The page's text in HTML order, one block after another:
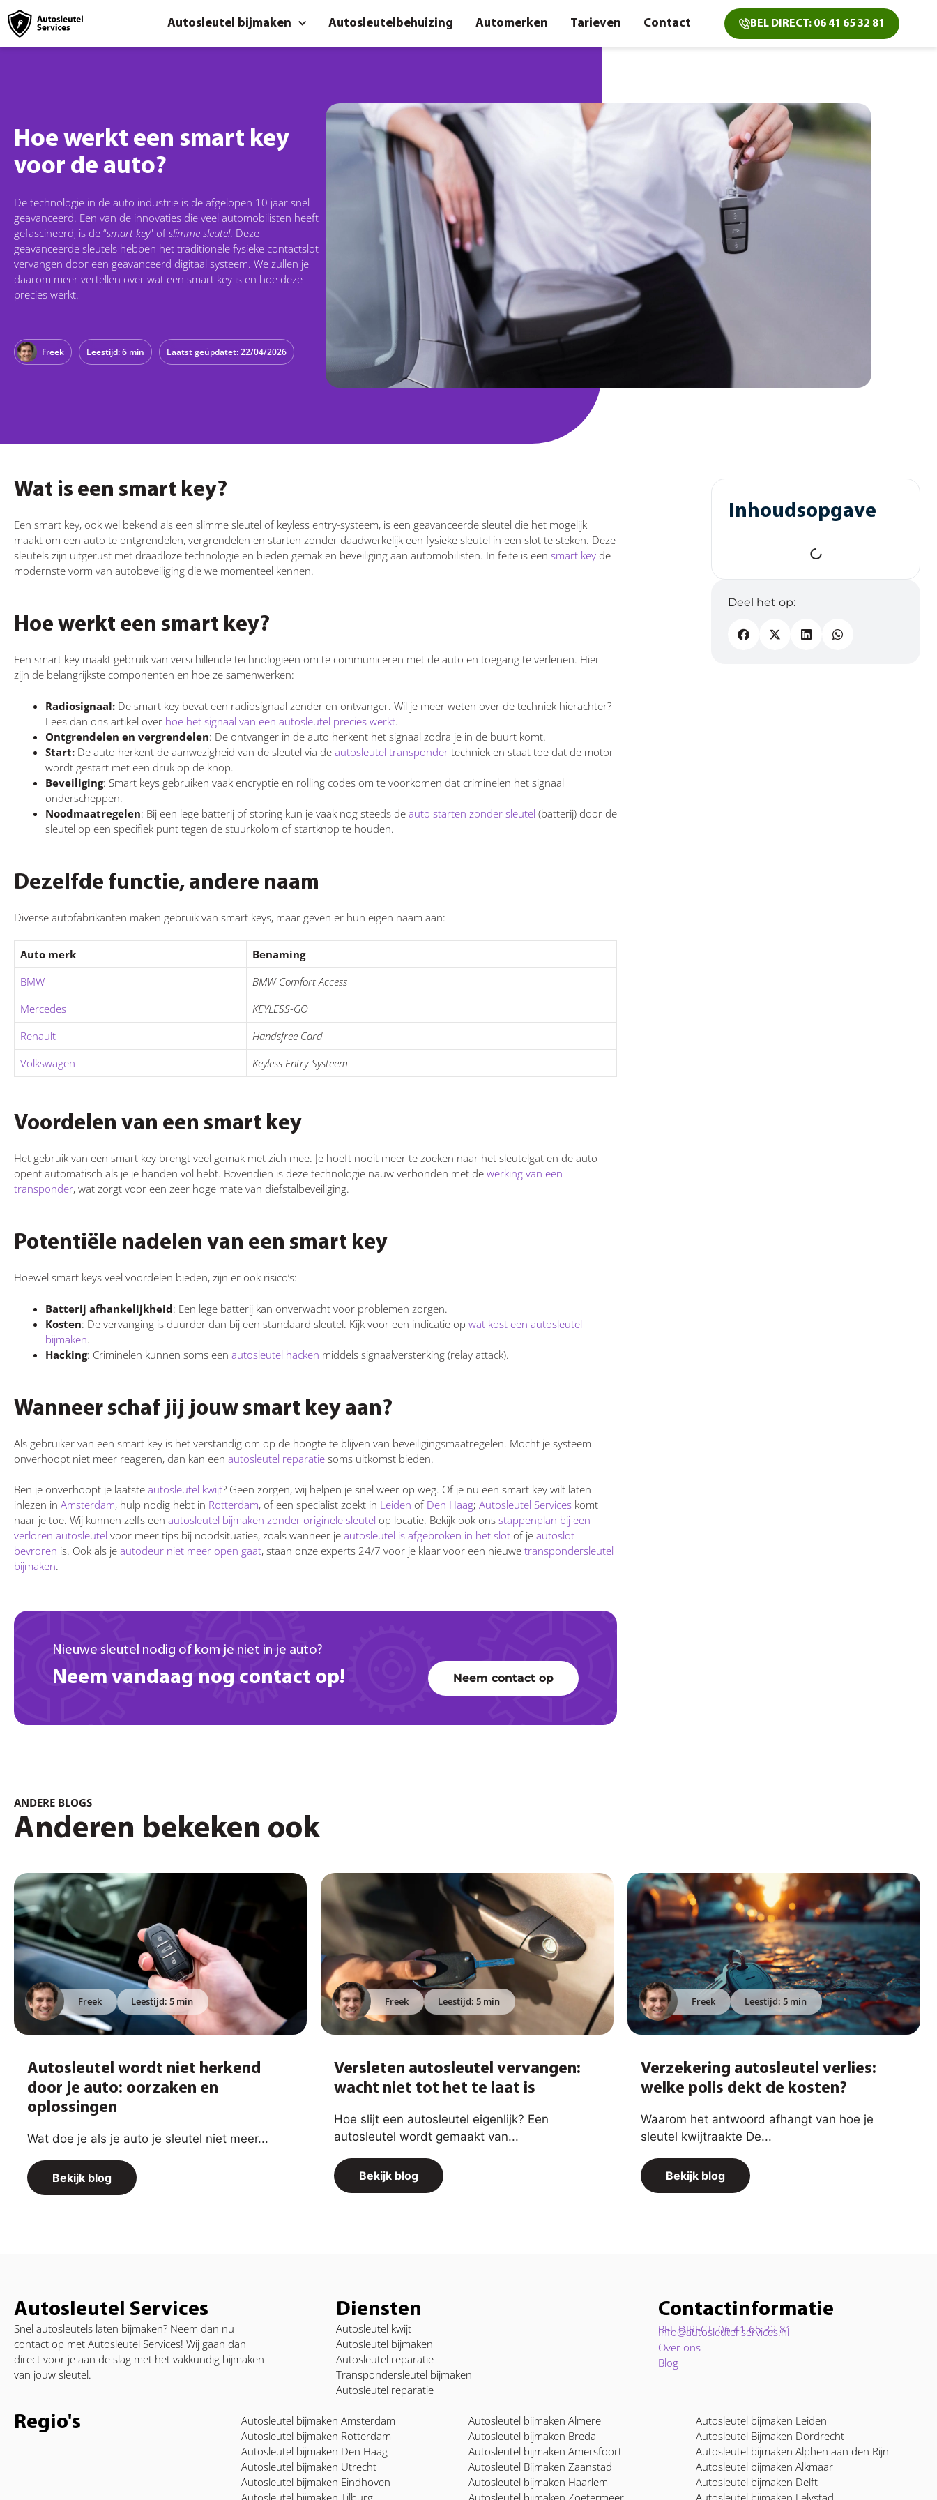
Autosleutel bijmaken Autosleutelbehuizing Automerken Tarieven Contact BEL DIRECT: 06 41 65 32 81
Hoe werkt een smart key
voor de auto?
De technologie in de auto industrie is de afgelopen 10 jaar snel
geavanceerd. Een van de innovaties die veel automobilisten heeft
gefascineerd, is de “smart key” ofslimme sleutel. Deze
geavanceerde sleutels hebben het traditionele fysieke contactslot
vervangen door een geavanceerd digitaal systeem. We zullen je
daarom meer vertellen over wat een smart key is en hoe deze
precies werkt.
Freek Leestijd: 6 min Laatst geüpdatet: 22/04/2026
Wat is een smart key?
Een smart key, ook wel bekend als een slimme sleutel of keyless entry-systeem, is een geavanceerde sleutel die het mogelijk
maakt om een auto te ontgrendelen, vergrendelen en starten zonder daadwerkelijk een fysieke sleutel in een slot te steken. Deze
sleutels zijn uitgerust met draadloze technologie en bieden gemak en beveiliging aan automobilisten. In feite is een smart key de
modernste vorm van autobeveiliging die we momenteel kennen.
Hoe werkt een smart key?
Een smart key maakt gebruik van verschillende technologieën om te communiceren met de auto en toegang te verlenen. Hier
zijn de belangrijkste componenten en hoe ze samenwerken:
Radiosignaal: De smart key bevat een radiosignaal zender en ontvanger. Wil je meer weten over de techniek hierachter?
Lees dan ons artikel over hoe het signaal van een autosleutel precies werkt.
Ontgrendelen en vergrendelen: De ontvanger in de auto herkent het signaal zodra je in de buurt komt.
Start: De auto herkent de aanwezigheid van de sleutel via de autosleutel transponder techniek en staat toe dat de motor
wordt gestart met een druk op de knop.
Beveiliging: Smart keys gebruiken vaak encryptie en rolling codes om te voorkomen dat criminelen het signaal
onderscheppen.
Noodmaatregelen: Bij een lege batterij of storing kun je vaak nog steeds de auto starten zonder sleutel (batterij) door de
sleutel op een specifiek punt tegen de stuurkolom of startknop te houden.
Dezelfde functie, andere naam
Diverse autofabrikanten maken gebruik van smart keys, maar geven er hun eigen naam aan:
Auto merk
Benaming
BMW
BMW Comfort Access
Mercedes
KEYLESS-GO
Renault
Handsfree Card
Volkswagen
Keyless Entry-Systeem
Voordelen van een smart key
Het gebruik van een smart key brengt veel gemak met zich mee. Je hoeft nooit meer te zoeken naar het sleutelgat en de auto
opent automatisch als je je handen vol hebt. Bovendien is deze technologie nauw verbonden met de werking van een
transponder, wat zorgt voor een zeer hoge mate van diefstalbeveiliging.
Potentiële nadelen van een smart key
Hoewel smart keys veel voordelen bieden, zijn er ook risico’s:
Batterij afhankelijkheid: Een lege batterij kan onverwacht voor problemen zorgen.
Kosten: De vervanging is duurder dan bij een standaard sleutel. Kijk voor een indicatie op wat kost een autosleutel
bijmaken.
Hacking: Criminelen kunnen soms een autosleutel hacken middels signaalversterking (relay attack).
Wanneer schaf jij jouw smart key aan?
Als gebruiker van een smart key is het verstandig om op de hoogte te blijven van beveiligingsmaatregelen. Mocht je systeem
onverhoopt niet meer reageren, dan kan een autosleutel reparatie soms uitkomst bieden.
Ben je onverhoopt je laatste autosleutel kwijt? Geen zorgen, wij helpen je snel weer op weg. Of je nu een smart key wilt laten
inlezen in Amsterdam, hulp nodig hebt in Rotterdam, of een specialist zoekt in Leiden of Den Haag; Autosleutel Services komt
naar je toe. Wij kunnen zelfs een autosleutel bijmaken zonder originele sleutel op locatie. Bekijk ook ons stappenplan bij een
verloren autosleutel voor meer tips bij noodsituaties, zoals wanneer je autosleutel is afgebroken in het slot of je autoslot
bevroren is. Ook als je autodeur niet meer open gaat, staan onze experts 24/7 voor je klaar voor een nieuwe transpondersleutel
bijmaken.
Nieuwe sleutel nodig of kom je niet in je auto?
Neem vandaag nog contact op! Neem contact op
Inhoudsopgave
ANDERE BLOGS
Anderen bekeken ook
Freek Leestijd: 5 min
Autosleutel wordt niet herkend
door je auto: oorzaken en
oplossingen
Wat doe je als je auto je sleutel niet meer...
Bekijk blog
Freek Leestijd: 5 min
Versleten autosleutel vervangen:
wacht niet tot het te laat is
Hoe slijt een autosleutel eigenlijk? Een
autosleutel wordt gemaakt van...
Bekijk blog
Freek Leestijd: 5 min
Verzekering autosleutel verlies:
welke polis dekt de kosten?
Waarom het antwoord afhangt van hoe je
sleutel kwijtraakte De...
Bekijk blog
Autosleutel Services
Snel autosleutels laten bijmaken? Neem dan nu
contact op met Autosleutel Services! Wij gaan dan
direct voor je aan de slag met het vakkundig bijmaken
van jouw sleutel.
Diensten
Autosleutel kwijt
Autosleutel bijmaken
Autosleutel reparatie
Transpondersleutel bijmaken
Autosleutel reparatie
Contactinformatie
BEL DIRECT: 06 41 65 32 81
Info@autosleutel-services.nl
Over ons
Blog
Regio's
Autosleutel bijmaken Amsterdam
Autosleutel bijmaken Rotterdam
Autosleutel bijmaken Den Haag
Autosleutel bijmaken Utrecht
Autosleutel bijmaken Eindhoven
Autosleutel bijmaken Almere
Autosleutel bijmaken Breda
Autosleutel bijmaken Amersfoort
Autosleutel Bijmaken Zaanstad
Autosleutel bijmaken Haarlem
Autosleutel bijmaken Leiden
Autosleutel Bijmaken Dordrecht
Autosleutel bijmaken Alphen aan den Rijn
Autosleutel bijmaken Alkmaar
Autosleutel bijmaken Delft